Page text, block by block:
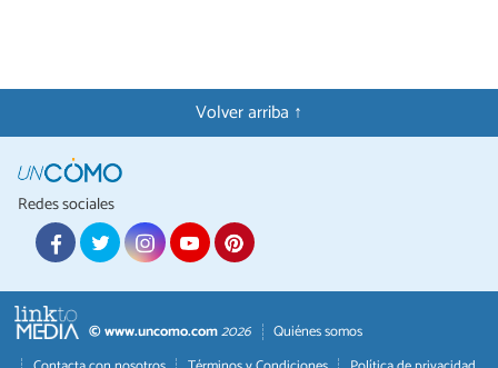
Volver arriba ↑
Redes sociales
© www.uncomo.com2026
Quiénes somos